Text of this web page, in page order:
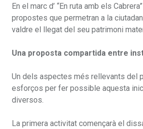
En el marc d’ “En ruta amb els
propostes que permetran a la
valdre el llegat del seu patrimoni
Una proposta compartida entre
Un dels aspectes més rellevants del
esforços per fer possible aquesta
diversos.
La primera activitat començarà el